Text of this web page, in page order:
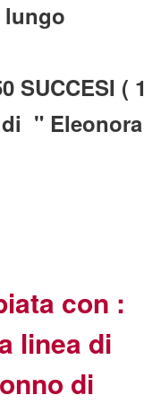
SUCCESI ( 1
di " Eleonora
con :
linea di
di